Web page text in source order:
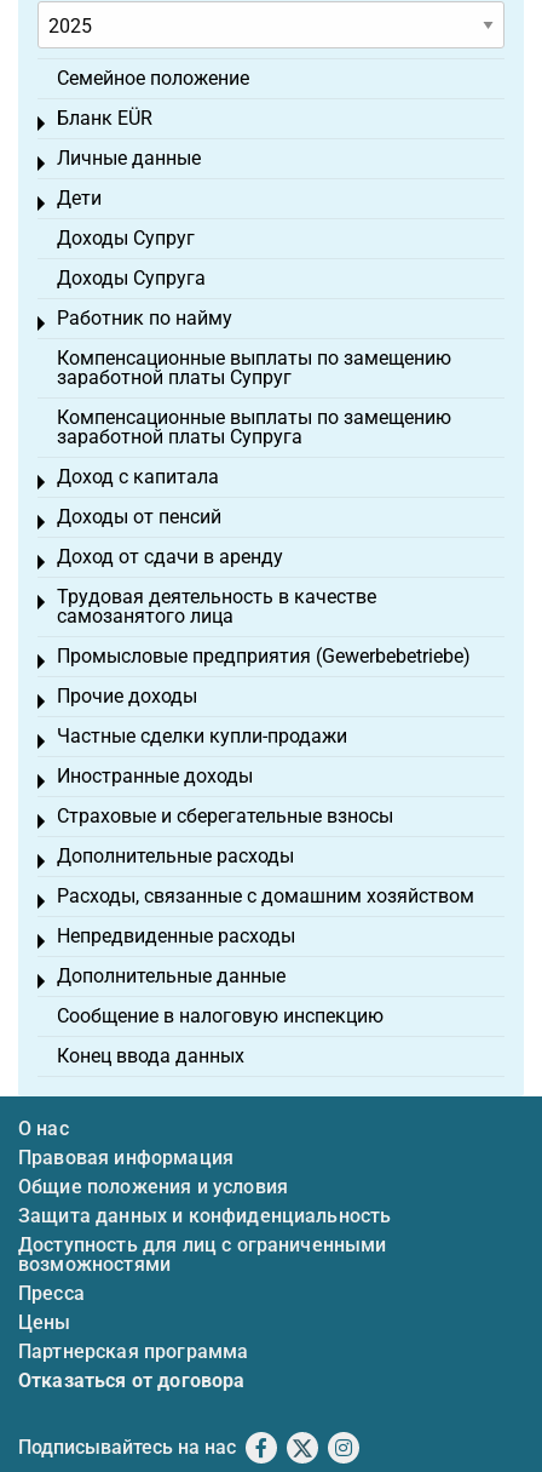
Семейное положение
Бланк EÜR
Toggle menu
Личные данные
Toggle menu
Дети
Toggle menu
Доходы Супруг
Доходы Супруга
Работник по найму
Toggle menu
Компенсационные выплаты по замещению
заработной платы Супруг
Компенсационные выплаты по замещению
заработной платы Супруга
Доход с капитала
Toggle menu
Доходы от пенсий
Toggle menu
Доход от сдачи в аренду
Toggle menu
Трудовая деятельность в качестве
самозанятого лица
Toggle menu
Промысловые предприятия (Gewerbebetriebe)
Toggle menu
Прочие доходы
Toggle menu
Частные сделки купли-продажи
Toggle menu
Иностранные доходы
Toggle menu
Страховые и сберегательные взносы
Toggle menu
Дополнительные расходы
Toggle menu
Расходы, связанные с домашним хозяйством
Toggle menu
Непредвиденные расходы
Toggle menu
Дополнительные данные
Toggle menu
Сообщение в налоговую инспекцию
Конец ввода данных
О нас
Правовая информация
Общие положения и условия
Защита данных и конфиденциальность
Доступность для лиц с ограниченными
возможностями
Пресса
Цены
Партнерская программа
Отказаться от договора
Подписывайтесь на нас Facebook
X Instagram